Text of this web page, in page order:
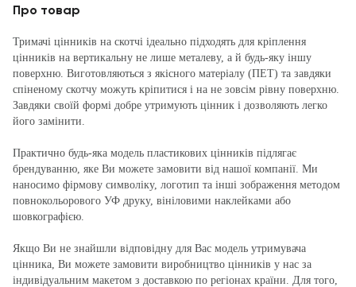
Про товар
Тримачі цінників на скотчі ідеально підходять для кріплення
цінників на вертикальну не лише металеву, а й будь-яку іншу
поверхню. Виготовляються з якісного матеріалу (ПЕТ) та завдяки
спіненому скотчу можуть кріпитися і на не зовсім рівну поверхню.
Завдяки своїй формі добре утримують цінник і дозволяють легко
його замінити.
Практично будь-яка модель пластикових цінників підлягає
брендуванню, яке Ви можете замовити від нашої компанії. Ми
наносимо фірмову символіку, логотип та інші зображення методом
повнокольорового УФ друку, вініловими наклейками або
шовкографією.
Якщо Ви не знайшли відповідну для Вас модель утримувача
цінника, Ви можете замовити виробництво цінників у нас за
індивідуальним макетом з доставкою по регіонах країни. Для того,